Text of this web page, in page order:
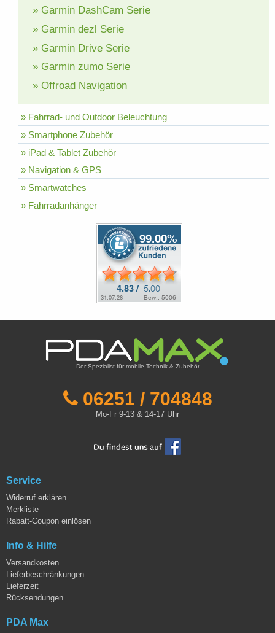
» Garmin DashCam Serie
» Garmin dezl Serie
» Garmin Drive Serie
» Garmin zumo Serie
» Offroad Navigation
» Fahrrad- und Outdoor Beleuchtung
» Smartphone Zubehör
» iPad & Tablet Zubehör
» Navigation & GPS
» Smartwatches
» Fahrradanhänger
Der Spezialist für mobile Technik & Zubehör
06251 / 704848
Mo-Fr 9-13 & 14-17 Uhr
Service
Widerruf erklären
Merkliste
Rabatt-Coupon einlösen
Info & Hilfe
Versandkosten
Lieferbeschränkungen
Lieferzeit
Rücksendungen
PDA Max